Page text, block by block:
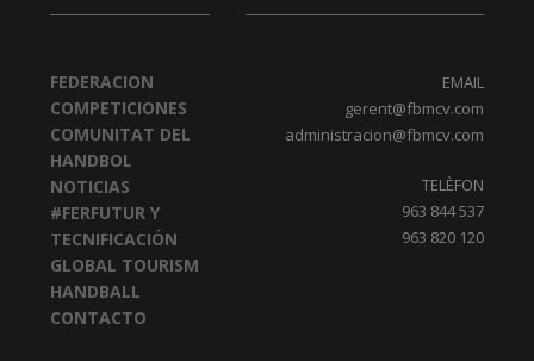
FEDERACION
COMPETICIONES
COMUNITAT DEL
HANDBOL
NOTICIAS
#FERFUTUR Y
TECNIFICACIÓN
GLOBAL TOURISM
HANDBALL
CONTACTO
EMAIL
gerent@fbmcv.com
administracion@fbmcv.com
TELÈFON
963 844 537
963 820 120